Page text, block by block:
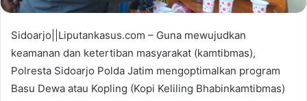
Sidoarjo||Liputankasus.com – Guna mewujudkan
keamanan dan ketertiban masyarakat (kamtibmas),
Polresta Sidoarjo Polda Jatim mengoptimalkan program
Basu Dewa atau Kopling (Kopi Keliling Bhabinkamtibmas)